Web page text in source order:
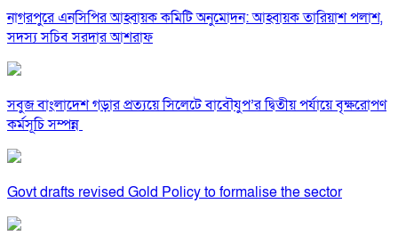
নাগরপুরে এনসিপির আহ্বায়ক কমিটি অনুমোদন: আহ্বায়ক তারিয়াশ পলাশ,
সদস্য সচিব সরদার আশরাফ
সবুজ বাংলাদেশ গড়ার প্রত্যয়ে সিলেটে বাবৌযুপ’র দ্বিতীয় পর্যায়ে বৃক্ষরোপণ
কর্মসূচি সম্পন্ন
Govt drafts revised Gold Policy to formalise the sector